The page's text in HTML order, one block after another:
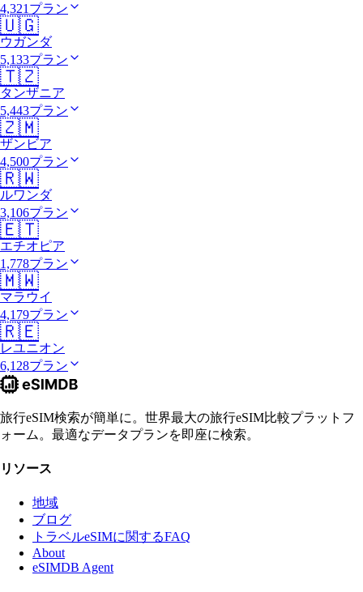
4,321プラン
🇺🇬
ウガンダ
5,133プラン
🇹🇿
タンザニア
5,443プラン
🇿🇲
ザンビア
4,500プラン
🇷🇼
ルワンダ
3,106プラン
🇪🇹
エチオピア
1,778プラン
🇲🇼
マラウイ
4,179プラン
🇷🇪
レユニオン
6,128プラン
旅行eSIM検索が簡単に。世界最大の旅行eSIM比較プラットフ
ォーム。最適なデータプランを即座に検索。
リソース
地域
ブログ
トラベルeSIMに関するFAQ
About
eSIMDB Agent